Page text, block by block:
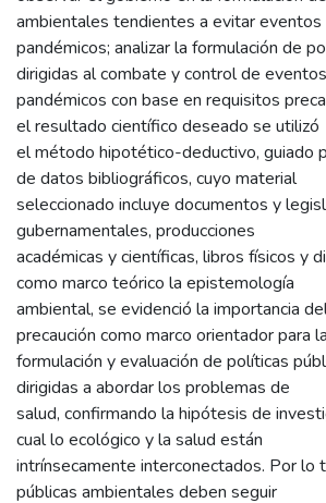
ambientales tendientes a evitar eventos
pandémicos; analizar la formulación de
dirigidas al combate y control de eventos
pandémicos con base en requisitos
el resultado científico deseado se utilizó
el método hipotético-deductivo, guiado
de datos bibliográficos, cuyo material
seleccionado incluye documentos y
gubernamentales, producciones
académicas y científicas, libros físicos y
como marco teórico la epistemología
ambiental, se evidenció la importancia
precaución como marco orientador para la
formulación y evaluación de políticas
dirigidas a abordar los problemas de
salud, confirmando la hipótesis de
cual lo ecológico y la salud están
intrínsecamente interconectados. Por lo
públicas ambientales deben seguir